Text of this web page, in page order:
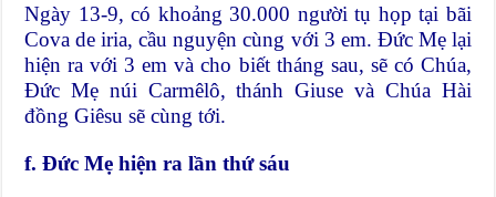
Ngày 13-9, có khoảng 30.000 người tụ họp tại bãi
Cova de iria, cầu nguyện cùng với 3 em. Đức Mẹ lại
hiện ra với 3 em và cho biết tháng sau, sẽ có Chúa,
Đức Mẹ núi Carmêlô, thánh Giuse và Chúa Hài
đồng Giêsu sẽ cùng tới.
f. Đức Mẹ hiện ra lần thứ sáu